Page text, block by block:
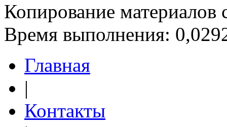
Копирование материалов
Время выполнения:
Главная
|
Контакты